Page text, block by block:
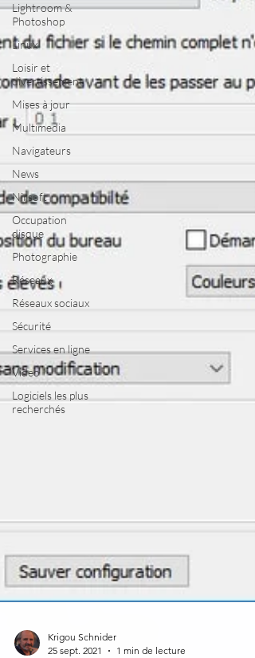
Lightroom &
Photoshop
Linux
Loisir et
divertissement
Mises à jour
Multimedia
Navigateurs
News
Nirsoft
Occupation
disque
Photographie
Réseaux
Réseaux sociaux
Sécurité
Services en ligne
Video
Logiciels les plus
recherchés